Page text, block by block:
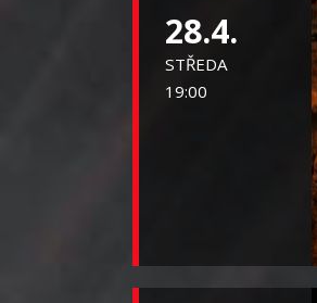
28.4.
STŘEDA
19:00